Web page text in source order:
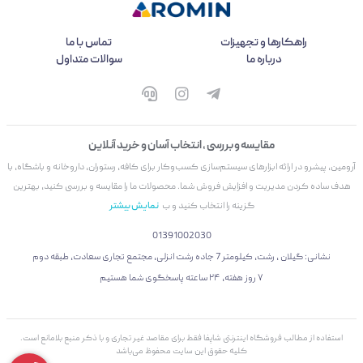
راهکارها و تجهیزات
تماس با ما
درباره ما
سوالات متداول
مقایسه و بررسی ، انتخاب آسان و خرید آنلاین
آرومین، پیشرو در ارائه ابزارهای سیستم‌سازی کسب‌وکار برای کافه، رستوران، داروخانه و باشگاه، با
هدف ساده کردن مدیریت و افزایش فروش شما. محصولات ما را مقایسه و بررسی کنید، بهترین
گزینه را انتخاب کنید و ب نمایش بیشتر
01391002030
نشانی: گیلان ، رشت، کیلومتر 7 جاده رشت انزلی، مجتمع تجاری سعادت، طبقه دوم
۷ روز هفته، ۲۴ ساعته پاسخگوی شما هستیم
استفاده از مطالب فروشگاه اینترنتی شاپفا فقط برای مقاصد غیر تجاری و با ذکر منبع بلامانع است.
کليه حقوق اين سايت محفوظ می‌باشد